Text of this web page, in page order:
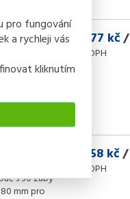
pro fungování
a rychleji vás
kliknutím
PVC -
pro
do
kvality
877 kč/
s DPH
s 30 zuby
mm pro
758 kč/
s DPH